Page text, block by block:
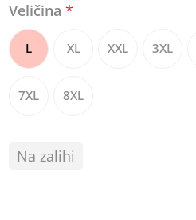
Veličina*
L XL XXL 3XL
7XL 8XL
Na zalihi